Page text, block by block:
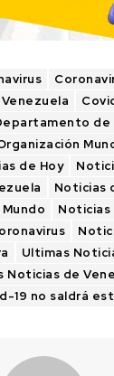
de
de Hoy
Noticias
Noticias
Ultimas
Noticias de
19 no saldrá